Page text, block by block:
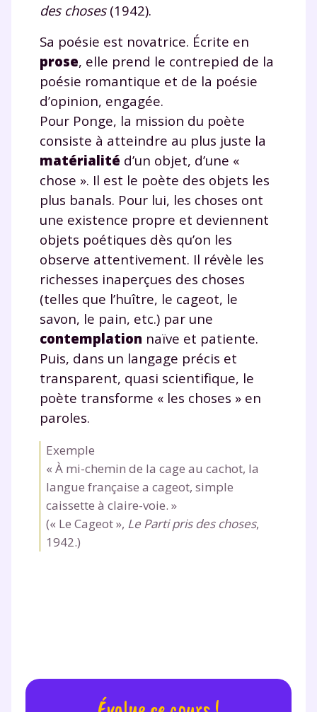
des choses(1942).
Sa poésie est novatrice. Écrite en
prose, elle prend le contrepied de la
poésie romantique et de la poésie
d’opinion, engagée.
Pour Ponge, la mission du poète
consiste à atteindre au plus juste la
matérialité d’un objet, d’une «
chose ». Il est le poète des objets les
plus banals. Pour lui, les choses ont
une existence propre et deviennent
objets poétiques dès qu’on les
observe attentivement. Il révèle les
richesses inaperçues des choses
(telles que l’huître, le cageot, le
savon, le pain, etc.) par une
contemplation naïve et patiente.
Puis, dans un langage précis et
transparent, quasi scientifique, le
poète transforme « les choses » en
paroles.
Exemple
« À mi-chemin de la cage au cachot, la
langue française a cageot, simple
caissette à claire-voie. »
(« Le Cageot », Le Parti pris des choses,
1942.)
Envie de progresser
et de réussir votre
année scolaire ?
Testez gratuitement
pendant 24h notre
plateforme de soutien
scolaire !